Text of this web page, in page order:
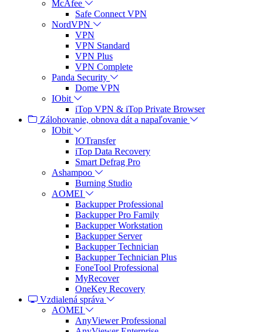
McAfee
Safe Connect VPN
NordVPN
VPN
VPN Standard
VPN Plus
VPN Complete
Panda Security
Dome VPN
IObit
iTop VPN & iTop Private Browser
Zálohovanie, obnova dát a napaľovanie
IObit
IOTransfer
iTop Data Recovery
Smart Defrag Pro
Ashampoo
Burning Studio
AOMEI
Backupper Professional
Backupper Pro Family
Backupper Workstation
Backupper Server
Backupper Technician
Backupper Technician Plus
FoneTool Professional
MyRecover
OneKey Recovery
Vzdialená správa
AOMEI
AnyViewer Professional